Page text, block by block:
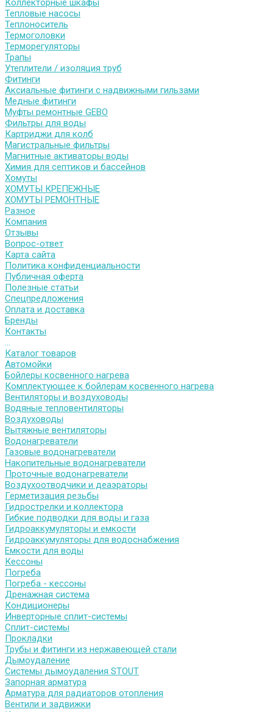
Коллекторные шкафы
Тепловые насосы
Теплоноситель
Термоголовки
Терморегуляторы
Трапы
Утеплители / изоляция труб
Фитинги
Аксиальные фитинги с надвижными гильзами
Медные фитинги
Муфты ремонтные GEBO
Фильтры для воды
Картриджи для колб
Магистральные фильтры
Магнитные активаторы воды
Химия для септиков и бассейнов
Хомуты
ХОМУТЫ КРЕПЕЖНЫЕ
ХОМУТЫ РЕМОНТНЫЕ
Разное
Компания
Отзывы
Вопрос-ответ
Карта сайта
Политика конфиденциальности
Публичная оферта
Полезные статьи
Спецпредложения
Оплата и доставка
Бренды
Контакты
...
Каталог товаров
Автомойки
Бойлеры косвенного нагрева
Комплектующее к бойлерам косвенного нагрева
Вентиляторы и воздуховоды
Водяные тепловентиляторы
Воздуховоды
Вытяжные вентиляторы
Водонагреватели
Газовые водонагреватели
Накопительные водонагреватели
Проточные водонагреватели
Воздухоотводчики и деаэраторы
Герметизация резьбы
Гидрострелки и коллектора
Гибкие подводки для воды и газа
Гидроаккумуляторы и емкости
Гидроаккумуляторы для водоснабжения
Емкости для воды
Кессоны
Погреба
Погреба - кессоны
Дренажная система
Кондиционеры
Инверторные сплит-системы
Сплит-системы
Прокладки
Трубы и фитинги из нержавеющей стали
Дымоудаление
Системы дымоудаления STOUT
Запорная арматура
Арматура для радиаторов отопления
Вентили и задвижки